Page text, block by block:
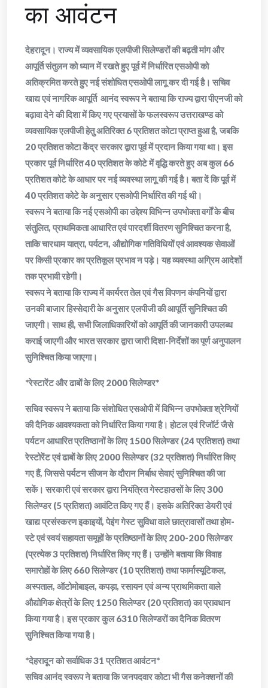
का आवंटन
देहरादून। राज्य में व्यवसायिक एलपीजी सिलेण्डरों की बढ़ती मांग और
आपूर्ति संतुलन को ध्यान में रखते हुए पूर्व में निर्धारित एसओपी को
अतिक्रमित करते हुए नई संशोधित एसओपी लागू कर दी गई है। सचिव
खाद्य एवं नागरिक आपूर्ति आनंद स्वरूप ने बताया कि राज्य द्वारा पीएनजी को
बढ़ावा देने की दिशा में किए गए प्रयासों के फलस्वरूप उत्तराखण्ड को
व्यवसायिक एलपीजी हेतु अतिरिक्त 6 प्रतिशत कोटा प्राप्त हुआ है, जबकि
20 प्रतिशत कोटा केंद्र सरकार द्वारा पूर्व में प्रदान किया गया था। इस
प्रकार पूर्व निर्धारित 40 प्रतिशत के कोटे में वृद्धि करते हुए अब कुल 66
प्रतिशत कोटे के आधार पर नई व्यवस्था लागू की गई है। बता दें कि पूर्व में
40 प्रतिशत कोटे के अनुसार एसओपी निर्धारित की गई थी।
स्वरूप ने बताया कि नई एसओपी का उद्देश्य विभिन्न उपभोक्ता वर्गों के बीच
संतुलित, प्राथमिकता आधारित एवं पारदर्शी वितरण सुनिश्चित करना है,
ताकि चारधाम यात्रा, पर्यटन, औद्योगिक गतिविधियों एवं आवश्यक सेवाओं
पर किसी प्रकार का प्रतिकूल प्रभाव न पड़े। यह व्यवस्था अग्रिम आदेशों
तक प्रभावी रहेगी।
स्वरूप ने बताया कि राज्य में कार्यरत तेल एवं गैस विपणन कंपनियों द्वारा
उनकी बाजार हिस्सेदारी के अनुसार एलपीजी की आपूर्ति सुनिश्चित की
जाएगी। साथ ही, सभी जिलाधिकारियों को आपूर्ति की जानकारी उपलब्ध
कराई जाएगी और भारत सरकार द्वारा जारी दिशा-निर्देशों का पूर्ण अनुपालन
सुनिश्चित किया जाएगा।
*रेस्टारेंट और ढाबों के लिए 2000 सिलेण्डर*
सचिव स्वरूप ने बताया कि संशोधित एसओपी में विभिन्न उपभोक्ता श्रेणियों
की दैनिक आवश्यकता को निर्धारित किया गया है। होटल एवं रिजॉर्ट जैसे
पर्यटन आधारित प्रतिष्ठानों के लिए 1500 सिलेण्डर (24 प्रतिशत) तथा
रेस्टोरेंट एवं ढाबों के लिए 2000 सिलेण्डर (32 प्रतिशत) निर्धारित किए
गए हैं, जिससे पर्यटन सीजन के दौरान निर्बाध सेवाएं सुनिश्चित की जा
सकें। सरकारी एवं सरकार द्वारा नियंत्रित गेस्टहाउसों के लिए 300
सिलेण्डर (5 प्रतिशत) आवंटित किए गए हैं। इसके अतिरिक्त डेयरी एवं
खाद्य प्रसंस्करण इकाइयों, पेइंग गेस्ट सुविधा वाले छात्रावासों तथा होम-
स्टे एवं स्वयं सहायता समूहों के प्रतिष्ठानों के लिए 200-200 सिलेण्डर
(प्रत्येक 3 प्रतिशत) निर्धारित किए गए हैं। उन्होंने बताया कि विवाह
समारोहों के लिए 660 सिलेण्डर (10 प्रतिशत) तथा फार्मास्यूटिकल,
अस्पताल, ऑटोमोबाइल, कपड़ा, रसायन एवं अन्य प्राथमिकता वाले
औद्योगिक क्षेत्रों के लिए 1250 सिलेण्डर (20 प्रतिशत) का प्रावधान
किया गया है। इस प्रकार कुल 6310 सिलेण्डरों का दैनिक वितरण
सुनिश्चित किया गया है।
*देहरादून को सर्वाधिक 31 प्रतिशत आवंटन*
सचिव आनंद स्वरूप ने बताया कि जनपदवार कोटा भी गैस कनेक्शनों की